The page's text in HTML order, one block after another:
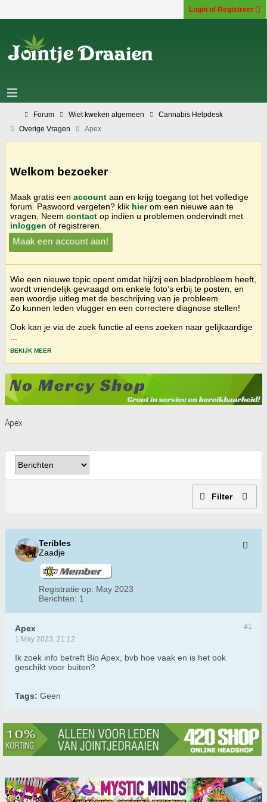
Login of Registreer
Forum Wiet kweken algemeen
Cannabis Helpdesk
Overige Vragen
Apex
Welkom bezoeker
Maak gratis een account aan en krijg toegang tot het volledige
forum. Paswoord vergeten? klik hierom een nieuwe aan te
vragen. Neem contact op indien u problemen ondervindt met
inloggen of registreren.
Maak een account aan!
Wie een nieuwe topic opent omdat hij/zij een bladprobleem heeft,
wordt vriendelijk gevraagd om enkele foto's erbij te posten, en
een woordje uitleg met de beschrijving van je probleem.
Zo kunnen leden vlugger en een correctere diagnose stellen!
Ook kan je via de zoek functie al eens zoeken naar gelijkaardige
BEKIJK MEER
Apex
Filter
Teribles
Zaadje
Registratie op: May 2023
Berichten: 1
#1
Apex
1 May 2023, 21:12
Ik zoek info betreft Bio Apex, bvb hoe vaak en is het ook
geschikt voor buiten?
Tags: Geen